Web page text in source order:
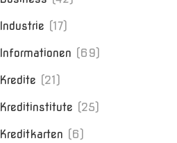
Industrie (17)
Informationen (69)
Kredite (21)
Kreditinstitute (25)
Kreditkarten (6)